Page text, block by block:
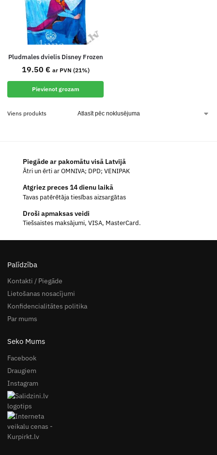
Pludmales dvielis Disney Frozen
19.50 € ar PVN (21%)
Pievienot grozam
Viens produkts
Piegāde ar pakomātu visā Latvijā
Ātri un ērti ar OMNIVA; DPD; VENIPAK
Atgriez preces 14 dienu laikā
Tavas patērētāja tiesības aizsargātas
Droši apmaksas veidi
Tiešsaistes maksājumi, VISA, MasterCard.
Palīdzība
Kontakti / Piegāde
Lietošanas nosacījumi
Konfidencialitātes politika
Par mums
Seko Mums
Facebook
Draugiem
Instagram